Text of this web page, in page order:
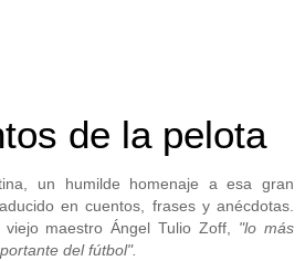
de la pelota
un humilde homenaje a esa gran
en cuentos, frases y anécdotas.
maestro Ángel Tulio Zoff, "lo más
del fútbol".